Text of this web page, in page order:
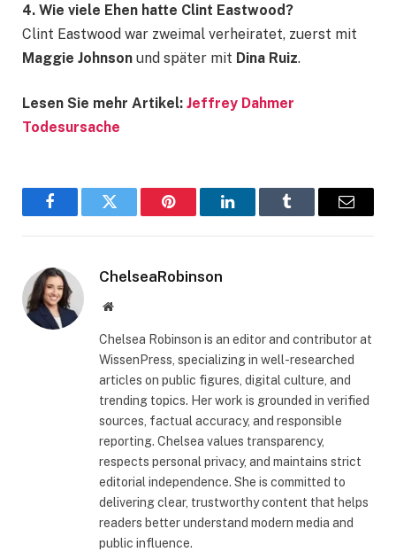
4. Wie viele Ehen hatte Clint Eastwood?
Clint Eastwood war zweimal verheiratet, zuerst mit
Maggie Johnson und später mit Dina Ruiz.
Lesen Sie mehr Artikel: Jeffrey Dahmer
Todesursache
FacebookTwitter Pinterest LinkedInTumblr Email
ChelseaRobinson
Website
Chelsea Robinson is an editor and contributor at
WissenPress, specializing in well-researched
articles on public figures, digital culture, and
trending topics. Her work is grounded in verified
sources, factual accuracy, and responsible
reporting. Chelsea values transparency,
respects personal privacy, and maintains strict
editorial independence. She is committed to
delivering clear, trustworthy content that helps
readers better understand modern media and
public influence.